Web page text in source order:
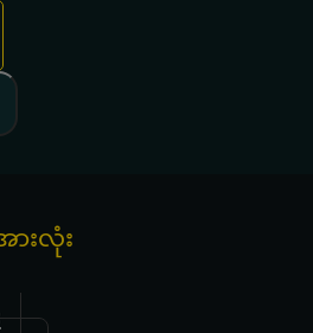
ားလုံး